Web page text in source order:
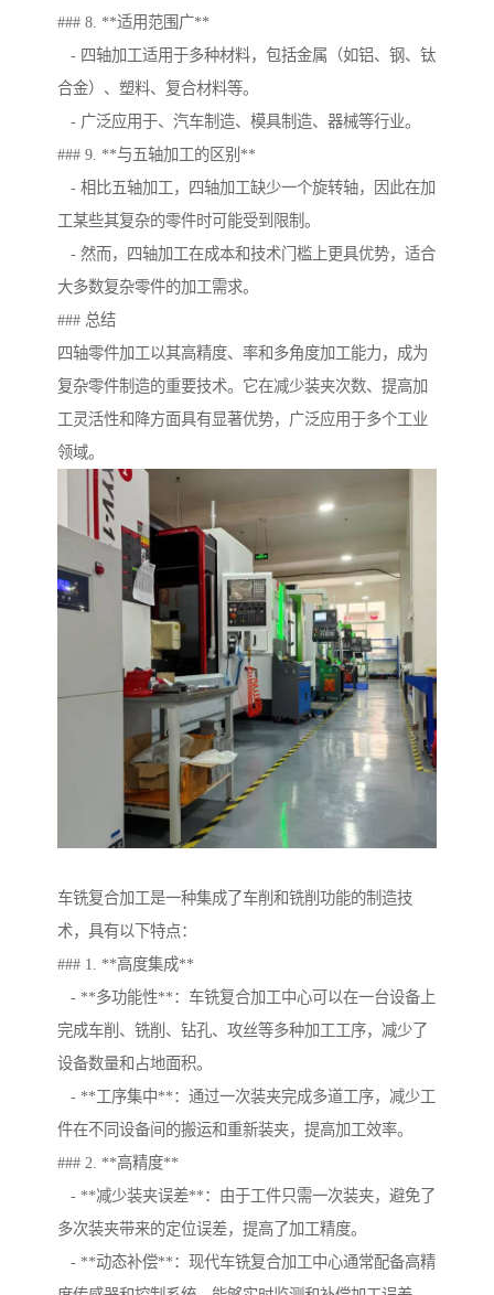
### 8. **适用范围广**
- 四轴加工适用于多种材料，包括金属（如铝、钢、钛
合金）、塑料、复合材料等。
- 广泛应用于、汽车制造、模具制造、器械等行业。
### 9. **与五轴加工的区别**
- 相比五轴加工，四轴加工缺少一个旋转轴，因此在加
工某些其复杂的零件时可能受到限制。
- 然而，四轴加工在成本和技术门槛上更具优势，适合
大多数复杂零件的加工需求。
### 总结
四轴零件加工以其高精度、率和多角度加工能力，成为
复杂零件制造的重要技术。它在减少装夹次数、提高加
工灵活性和降方面具有显著优势，广泛应用于多个工业
领域。
车铣复合加工是一种集成了车削和铣削功能的制造技
术，具有以下特点：
### 1. **高度集成**
- **多功能性**：车铣复合加工中心可以在一台设备上
完成车削、铣削、钻孔、攻丝等多种加工工序，减少了
设备数量和占地面积。
- **工序集中**：通过一次装夹完成多道工序，减少工
件在不同设备间的搬运和重新装夹，提高加工效率。
### 2. **高精度**
- **减少装夹误差**：由于工件只需一次装夹，避免了
多次装夹带来的定位误差，提高了加工精度。
- **动态补偿**：现代车铣复合加工中心通常配备高精